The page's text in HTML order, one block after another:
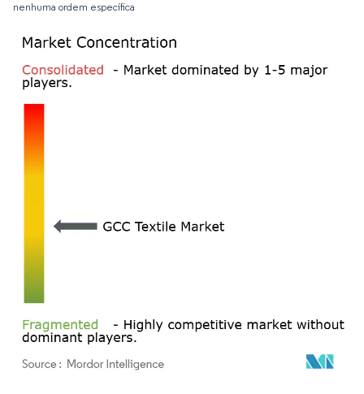
nenhuma ordem específica